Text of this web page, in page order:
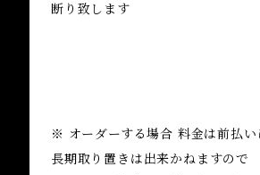
断り致します
※ オーダーする場合 料金は前払い
長期取り置きは出来かねますので